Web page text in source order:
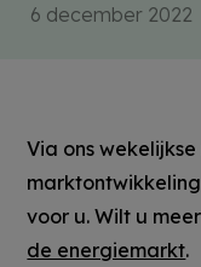
6 december 2022
Via ons
voor u. Wilt u
de energiemarkt.